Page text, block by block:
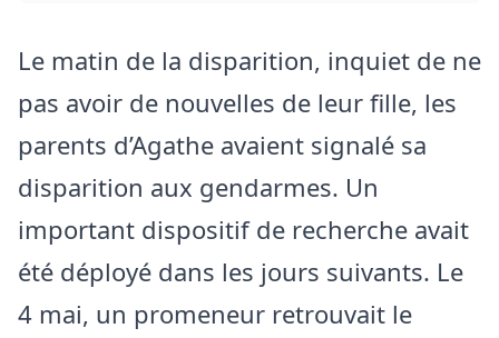
Le matin de la disparition, inquiet de ne
pas avoir de nouvelles de leur fille, les
parents d’Agathe avaient signalé sa
disparition aux gendarmes. Un
important dispositif de recherche avait
été déployé dans les jours suivants. Le
4 mai, un promeneur retrouvait le